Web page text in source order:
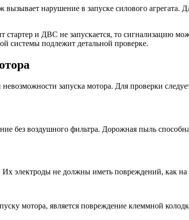
нарушение в запуске силового агрегата.
стартер и ДВС не запускается, то сигнализацию
системы подлежит детальной проверке.
запуска мотора. Для проверки
без воздушного фильтра. Дорожная пыль
электроды не должны иметь повреждений, как
мотора, является повреждение клеммной